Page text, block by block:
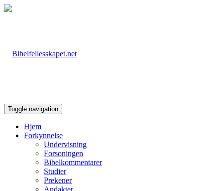
Toggle navigation
Hjem
Forkynnelse
Undervisning
Forsoningen
Bibelkommentarer
Studier
Prekener
Andakter